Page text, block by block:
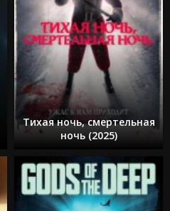
Тихая ночь, смертельная
ночь (2025)